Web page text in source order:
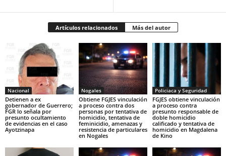
Artículos relacionados Más del autor
Nacional
Detienen a ex
gobernador de Guerrero;
FGR lo señala por
presunto ocultamiento
de evidencias en el caso
Ayotzinapa
Nogales
Obtiene FGJES vinculación
a proceso contra dos
personas por tentativa de
homicidio, tentativa de
feminicidio, amenazas y
resistencia de particulares
en Nogales
Policiaca y Seguridad
FGJES obtiene vinculación
a proceso contra
presunto responsable de
doble homicidio
calificado y tentativa de
homicidio en Magdalena
de Kino